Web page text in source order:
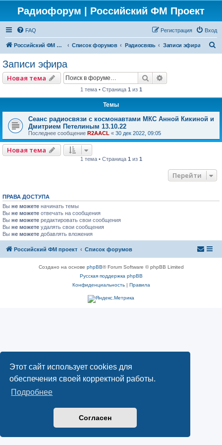
Этот сайт использует cookies для
обеспечения своей корректной работы.
Подробнее
Согласен
Радиофорум | Российский ФМ Проект
FAQ Вход
Регистрация
Российский ФМ проект Список форумов Радиосвязь Записи эфира
Записи эфира
Новая тема Поиск
1 тема • Страница 1 из 1
Темы
Сеанс радиосвязи с космонавтами МКС Анной Кикиной и
Дмитрием Петелиным 13.10.22
Последнее сообщение R2AACL « 30 дек 2022, 09:05
Новая тема
1 тема • Страница 1 из 1
Перейти
ПРАВА ДОСТУПА
Вы не можете начинать темы
Вы не можете отвечать на сообщения
Вы не можете редактировать свои сообщения
Вы не можете удалять свои сообщения
Вы не можете добавлять вложения
Российский ФМ проект Список форумов
Создано на основе phpBB® Forum Software © phpBB Limited
Русская поддержка phpBB
Конфиденциальность| Правила